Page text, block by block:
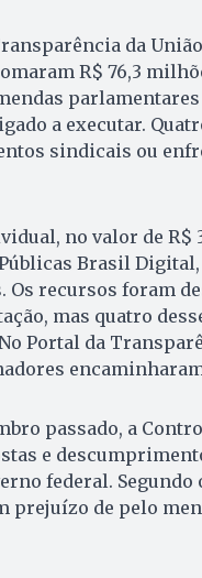
da
R$ 76,3
a executar.
sindicais ou
no valor de R$
Brasil Digital,
Os recursos foram
mas quatro
Portal da
passado, a
e
federal.
prejuízo de pelo